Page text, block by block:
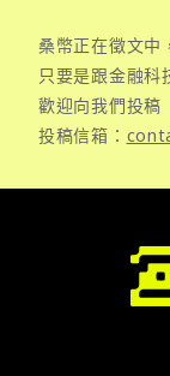
桑幣正在徵文中
只要是跟金融科
歡迎向我們投稿
投稿信箱：